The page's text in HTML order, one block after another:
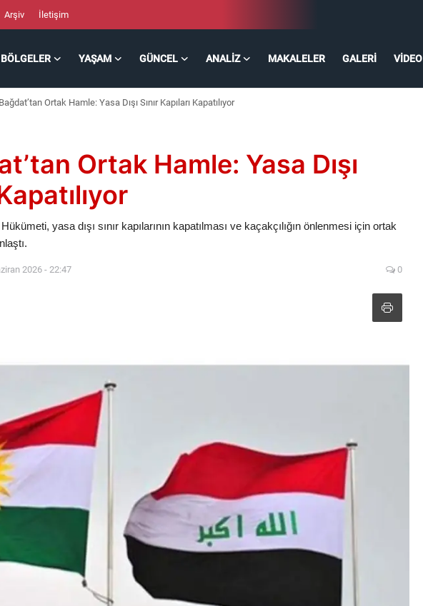
Arşiv İletişim
BÖLGELER YAŞAM GÜNCEL ANALIZ MAKALELER GALERI VIDEO
Ortak Hamle: Yasa Dışı Sınır Kapıları Kapatılıyor
Ortak Hamle: Yasa Dışı
yasa dışı sınır kapılarının kapatılması ve kaçakçılığın önlenmesi için ortak
2026 - 22:47 0